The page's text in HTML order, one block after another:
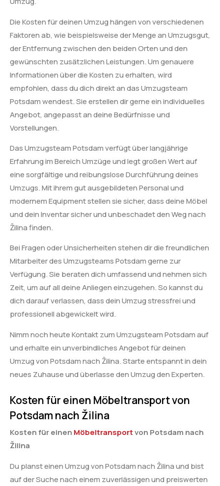
Die Kosten für deinen Umzug hängen von verschiedenen
Faktoren ab, wie beispielsweise der Menge an Umzugsgut,
der Entfernung zwischen den beiden Orten und den
gewünschten zusätzlichen Leistungen. Um genauere
Informationen über die Kosten zu erhalten, wird
empfohlen, dass du dich direkt an das Umzugsteam
Potsdam wendest. Sie erstellen dir gerne ein individuelles
Angebot, angepasst an deine Bedürfnisse und
Vorstellungen.
Das Umzugsteam Potsdam verfügt über langjährige
Erfahrung im Bereich Umzüge und legt großen Wert auf
eine sorgfältige und reibungslose Durchführung deines
Umzugs. Mit ihrem gut ausgebildeten Personal und
modernem Equipment stellen sie sicher, dass deine Möbel
und dein Inventar sicher und unbeschadet den Weg nach
Žilina finden.
Bei Fragen oder Unsicherheiten stehen dir die freundlichen
Mitarbeiter des Umzugsteams Potsdam gerne zur
Verfügung. Sie beraten dich umfassend und nehmen sich
Zeit, um auf all deine Anliegen einzugehen. So kannst du
dich darauf verlassen, dass dein Umzug stressfrei und
professionell abgewickelt wird.
Nimm noch heute Kontakt zum Umzugsteam Potsdam auf
und erhalte ein unverbindliches Angebot für deinen
Umzug von Potsdam nach Žilina. Starte entspannt in dein
neues Zuhause und überlasse den Umzug den Experten.
Kosten für einen Möbeltransport von
Potsdam nach Žilina
Kosten für einen Möbeltransportvon Potsdam nach
Žilina
Du planst einen Umzug von Potsdam nach Žilina und bist
auf der Suche nach einem zuverlässigen und preiswerten